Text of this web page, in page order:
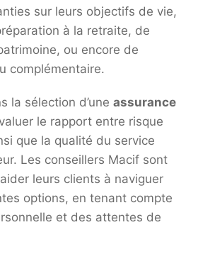
sur leurs objectifs de vie,
à la retraite, de
ou encore de
complémentaire.
la sélection d’une assurance
le rapport entre risque
que la qualité du service
Les conseillers Macif sont
leurs clients à naviguer
options, en tenant compte
et des attentes de